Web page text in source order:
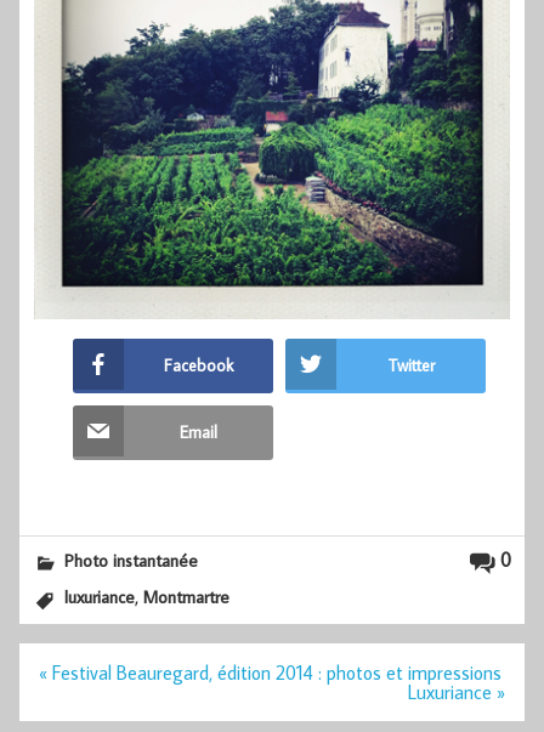
Facebook Twitter
Email
0
Photo instantanée
luxuriance,Montmartre
Navigation
« Festival Beauregard, édition 2014 : photos et impressions
Luxuriance »